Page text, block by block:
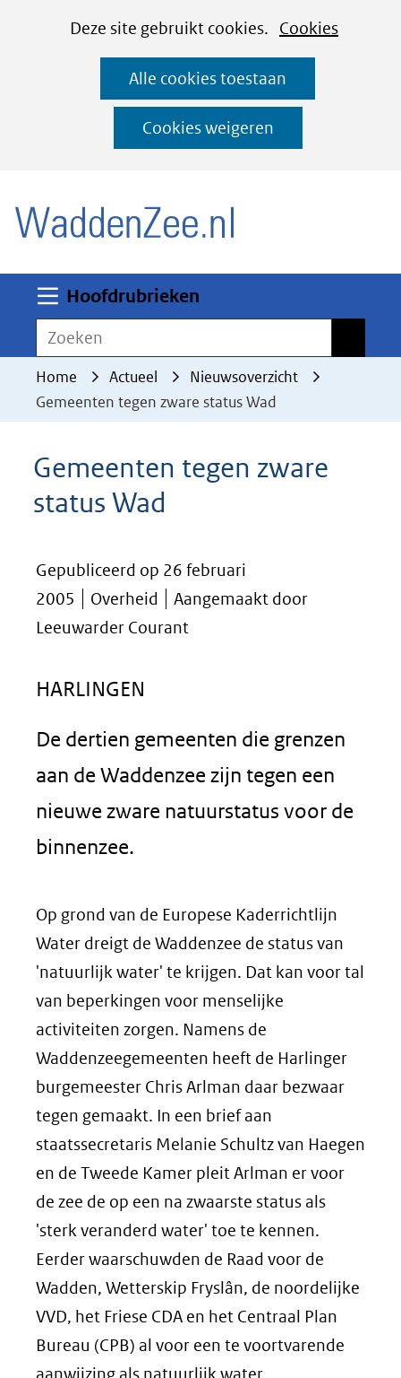
CookiesDeze site gebruikt cookies. Cookies
deze
worden
toegestaan
geweigerd.
Alle cookies toestaan
Cookies weigeren
Ga
naar
de
inhoud
Hoofdrubrieken
Zoeken
Home Actueel
Nieuwsoverzicht
Gemeenten tegen zware status Wad
Gemeenten tegen zware
status Wad
Gepubliceerd op 26 februari
2005
Overheid
Aangemaakt door
Leeuwarder Courant
HARLINGEN
De dertien gemeenten die grenzen
aan de Waddenzee zijn tegen een
nieuwe zware natuurstatus voor de
binnenzee.
Op grond van de Europese Kaderrichtlijn
Water dreigt de Waddenzee de status van
'natuurlijk water' te krijgen. Dat kan voor tal
van beperkingen voor menselijke
activiteiten zorgen. Namens de
Waddenzeegemeenten heeft de Harlinger
burgemeester Chris Arlman daar bezwaar
tegen gemaakt. In een brief aan
staatssecretaris Melanie Schultz van Haegen
en de Tweede Kamer pleit Arlman er voor
de zee de op een na zwaarste status als
'sterk veranderd water' toe te kennen.
Eerder waarschuwden de Raad voor de
Wadden, Wetterskip Fryslân, de noordelijke
VVD, het Friese CDA en het Centraal Plan
Bureau (CPB) al voor een te voortvarende